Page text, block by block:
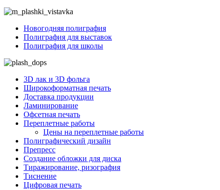
Новогодняя полиграфия
Полиграфия для выставок
Полиграфия для школы
3D лак и 3D фольга
Широкоформатная печать
Доставка продукции
Ламинирование
Офсетная печать
Переплетные работы
Цены на переплетные работы
Полиграфический дизайн
Препресс
Создание обложки для диска
Тиражирование, ризография
Тиснение
Цифровая печать